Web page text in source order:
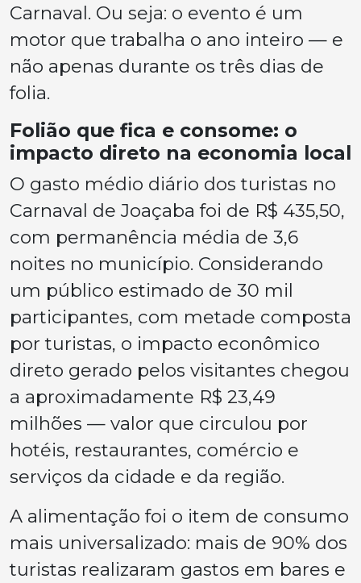
Carnaval. Ou seja: o evento é um
motor que trabalha o ano inteiro — e
não apenas durante os três dias de
folia.
Folião que fica e consome: o
impacto direto na economia local
O gasto médio diário dos turistas no
Carnaval de Joaçaba foi de R$ 435,50,
com permanência média de 3,6
noites no município. Considerando
um público estimado de 30 mil
participantes, com metade composta
por turistas, o impacto econômico
direto gerado pelos visitantes chegou
a aproximadamente R$ 23,49
milhões — valor que circulou por
hotéis, restaurantes, comércio e
serviços da cidade e da região.
A alimentação foi o item de consumo
mais universalizado: mais de 90% dos
turistas realizaram gastos em bares e